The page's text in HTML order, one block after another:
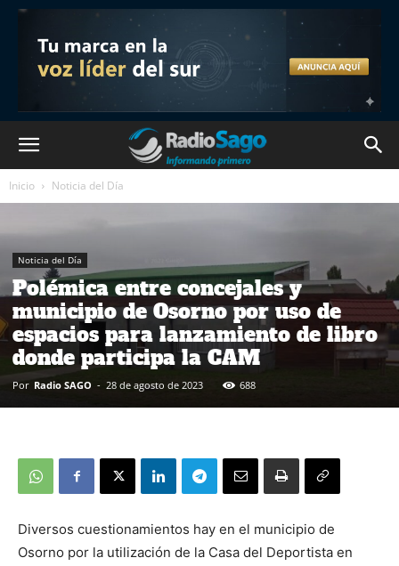
Inicio Noticia del Día
Noticia del Día
Polémica entre concejales y
municipio de Osorno por uso de
espacios para lanzamiento de libro
donde participa la CAM
Por Radio SAGO - 28 de agosto de 2023 688
Diversos cuestionamientos hay en el municipio de
Osorno por la utilización de la Casa del Deportista en